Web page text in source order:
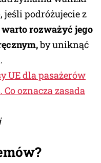
jeśli podróżujecie z
warto rozważyć jego
by uniknąć
UE dla pasażerów
oznacza zasada